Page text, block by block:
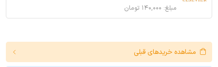
مبلغ: ۱۴۰,۰۰۰ تومان
مشاهده خریدهای قبلی